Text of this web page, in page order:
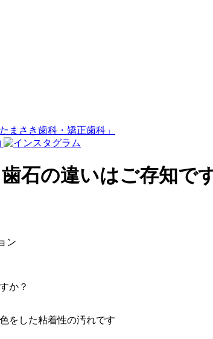
石の違いはご存知
ン
か？
をした粘着性の汚れです